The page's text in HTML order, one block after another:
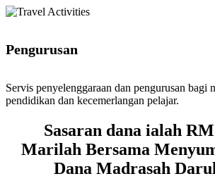
Pengurusan
Servis penyelenggaraan dan pengurusan bagi
pendidikan dan kecemerlangan pelajar.
Sasaran dana ialah
Marilah Bersama
Dana Madrasah